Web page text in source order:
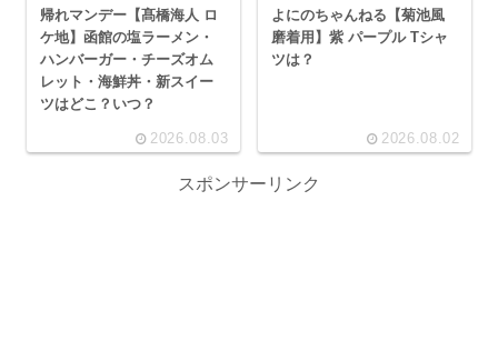
帰れマンデー【髙橋海人 ロ
ケ地】函館の塩ラーメン・
ハンバーガー・チーズオム
レット・海鮮丼・新スイー
ツはどこ？いつ？
2026.08.03
よにのちゃんねる【菊池風
磨着用】紫 パープル Tシャ
ツは？
2026.08.02
スポンサーリンク